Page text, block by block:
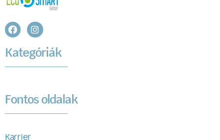
Kategóriák
Fontos oldalak
Karrier